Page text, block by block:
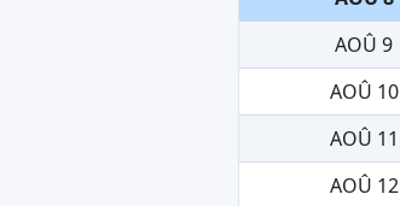
AOÛ 9
AOÛ 10
AOÛ 11
AOÛ 12